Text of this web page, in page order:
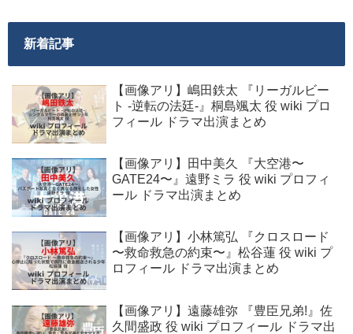
新着記事
【画像アリ】嶋田鉄太 『リーガルビー
ト -逆転の法廷-』桐島颯太 役 wiki プロ
フィール ドラマ出演まとめ
【画像アリ】田中美久 『大空港〜
GATE24〜』遠野ミラ 役 wiki プロフィ
ール ドラマ出演まとめ
【画像アリ】小林篤弘 『クロスロード
〜救命救急の約束〜』松谷蓮 役 wiki プ
ロフィール ドラマ出演まとめ
【画像アリ】遠藤雄弥 『豊臣兄弟!』佐
久間盛政 役 wiki プロフィール ドラマ出